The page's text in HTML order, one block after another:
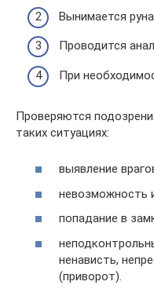
Вынимается руна.
Проводится
При
Проверяются
таких ситуациях:
выявление
невозможность
попадание в
ненависть,
(приворот).